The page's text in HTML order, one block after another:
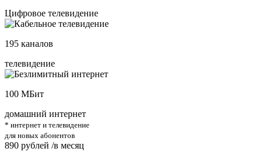
Цифровое телевидение
195 каналов
телевидение
100 МБит
домашний интернет
* интернет и телевидение
для новых абонентов
890 рублей /в месяц